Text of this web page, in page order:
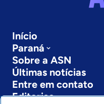
Início
Paraná
Sobre a ASN
Últimas notícias
Entre em contato
Editorias